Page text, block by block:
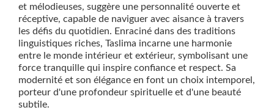
et mélodieuses, suggère une personnalité ouverte et
réceptive, capable de naviguer avec aisance à travers
les défis du quotidien. Enraciné dans des traditions
linguistiques riches, Taslima incarne une harmonie
entre le monde intérieur et extérieur, symbolisant une
force tranquille qui inspire confiance et respect. Sa
modernité et son élégance en font un choix intemporel,
porteur d'une profondeur spirituelle et d'une beauté
subtile.